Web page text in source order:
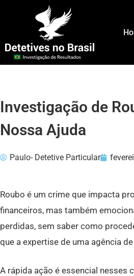
Investigação de
Nossa Ajuda
Paulo- Detetive Particular
Roubo é um crime que impacta
financeiros, mas também
perdidas, sem saber como
que a expertise de uma agência
A rápida ação é essencial nesses